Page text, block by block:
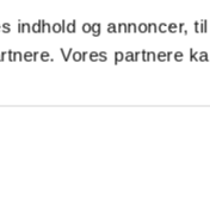
indhold og annoncer,
Vores partnere